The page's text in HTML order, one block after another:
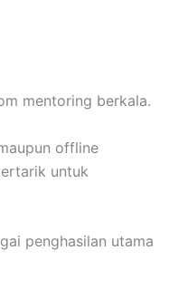
mentoring berkala.
offline
untuk
penghasilan utama